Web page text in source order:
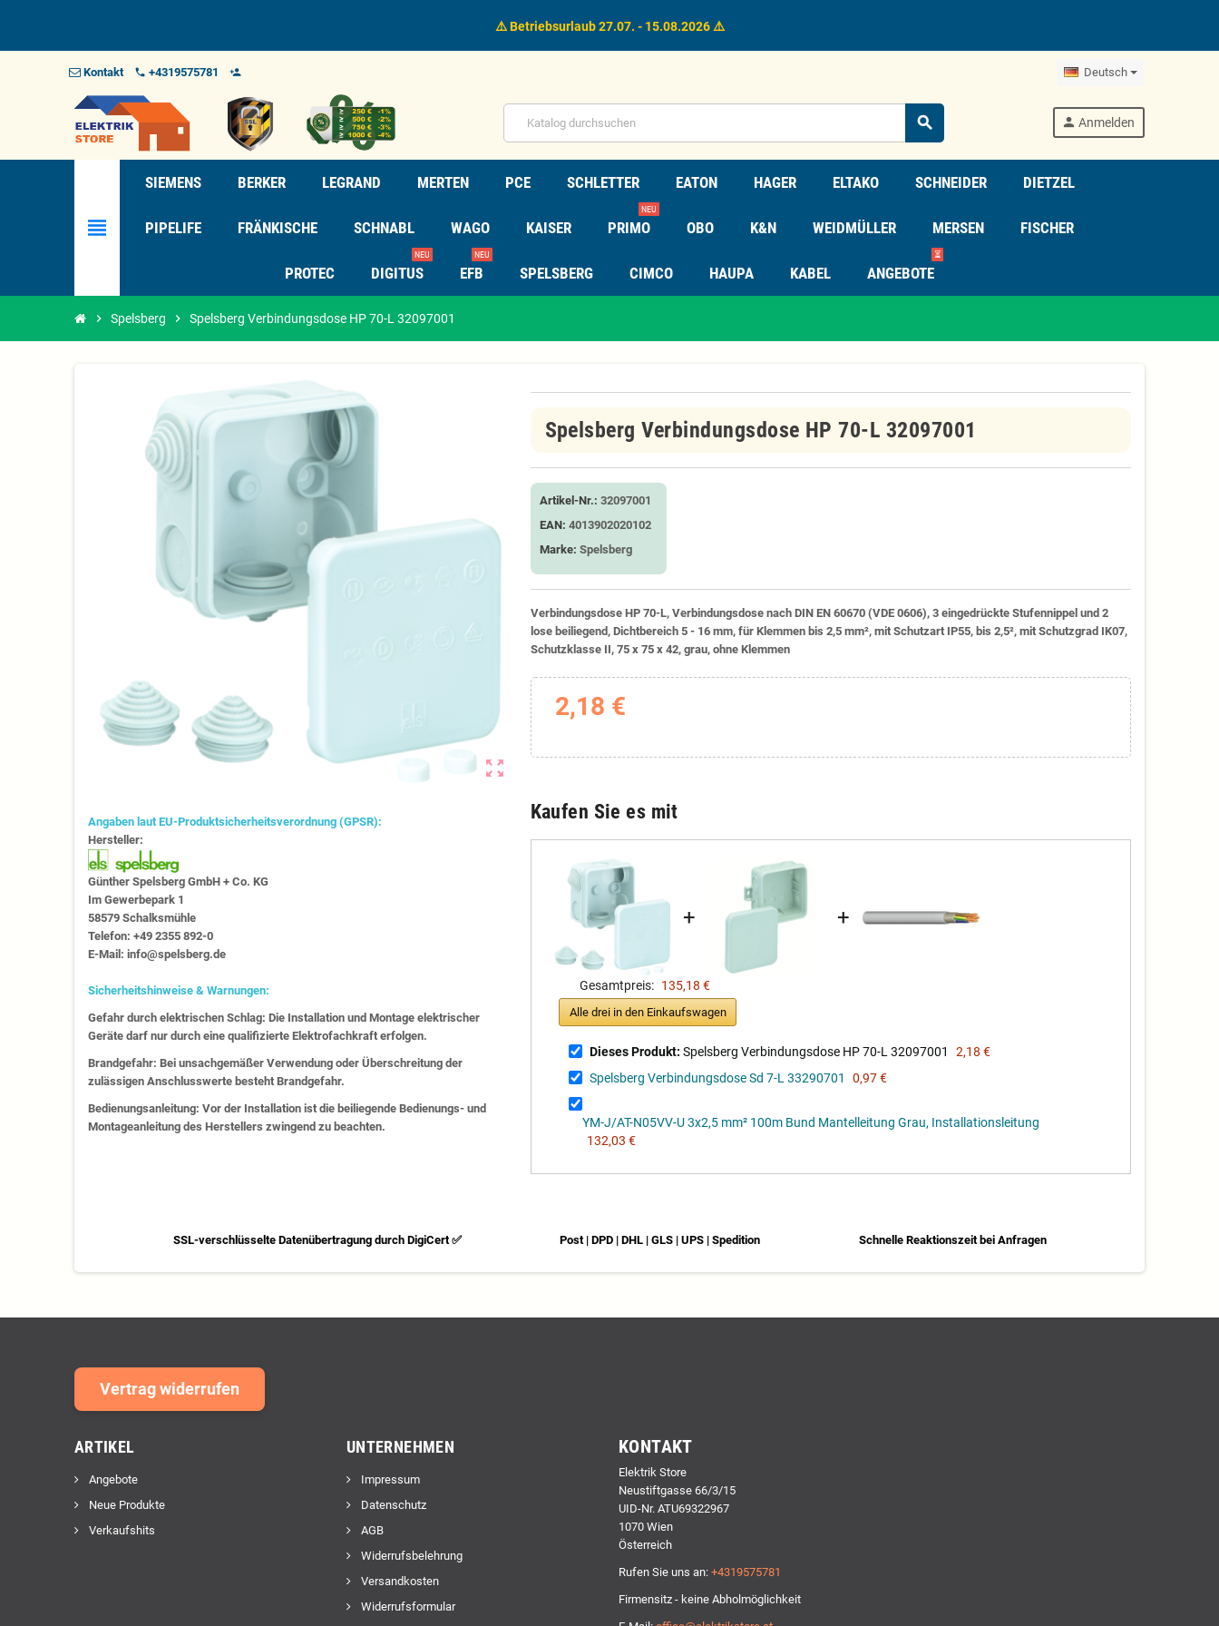
⚠️ Betriebsurlaub 27.07. - 15.08.2026 ⚠️
Kontakt phone +4319575781 person_add_alt_1 Deutsch
search person Anmelden
view_headline
SIEMENS BERKER LEGRAND MERTEN PCE SCHLETTER EATON HAGER ELTAKO SCHNEIDER DIETZEL
PIPELIFE FRÄNKISCHE SCHNABL WAGO KAISER PRIMO
NEU
OBO K&N WEIDMÜLLER MERSEN FISCHER
PROTEC DIGITUS
NEU
EFB
NEU
SPELSBERG CIMCO HAUPA KABEL ANGEBOTE
⏳
chevron_right Spelsberg chevron_right Spelsberg Verbindungsdose HP 70-L 32097001
zoom_out_map
Angaben laut EU-Produktsicherheitsverordnung (GPSR):
Hersteller:
Günther Spelsberg GmbH + Co. KG
Im Gewerbepark 1
58579 Schalksmühle
Telefon: +49 2355 892-0
E-Mail: info@spelsberg.de
Sicherheitshinweise & Warnungen:
Gefahr durch elektrischen Schlag: Die Installation und Montage elektrischer
Geräte darf nur durch eine qualifizierte Elektrofachkraft erfolgen.
Brandgefahr: Bei unsachgemäßer Verwendung oder Überschreitung der
zulässigen Anschlusswerte besteht Brandgefahr.
Bedienungsanleitung: Vor der Installation ist die beiliegende Bedienungs- und
Montageanleitung des Herstellers zwingend zu beachten.
Spelsberg Verbindungsdose HP 70-L 32097001
Artikel-Nr.: 32097001
EAN: 4013902020102
Marke: Spelsberg
Verbindungsdose HP 70-L, Verbindungsdose nach DIN EN 60670 (VDE 0606), 3 eingedrückte Stufennippel und 2
lose beiliegend, Dichtbereich 5 - 16 mm, für Klemmen bis 2,5 mm², mit Schutzart IP55, bis 2,5², mit Schutzgrad IK07,
Schutzklasse II, 75 x 75 x 42, grau, ohne Klemmen
2,18 €
Kaufen Sie es mit
+ +
Gesamtpreis: 135,18 €
Alle drei in den Einkaufswagen
Dieses Produkt: Spelsberg Verbindungsdose HP 70-L 32097001
2,18 €
Spelsberg Verbindungsdose Sd 7-L 33290701
0,97 €
YM-J/AT-N05VV-U 3x2,5 mm² 100m Bund Mantelleitung Grau, Installationsleitung
132,03 €
SSL-verschlüsselte Datenübertragung durch DigiCert ✅ Post | DPD | DHL | GLS | UPS | Spedition Schnelle Reaktionszeit bei Anfragen
Vertrag widerrufen
ARTIKEL
Angebote
Neue Produkte
Verkaufshits
UNTERNEHMEN
Impressum
Datenschutz
AGB
Widerrufsbelehrung
Versandkosten
Widerrufsformular
KONTAKT
Elektrik Store
Neustiftgasse 66/3/15
UID-Nr. ATU69322967
1070 Wien
Österreich
Rufen Sie uns an: +4319575781
Firmensitz - keine Abholmöglichkeit